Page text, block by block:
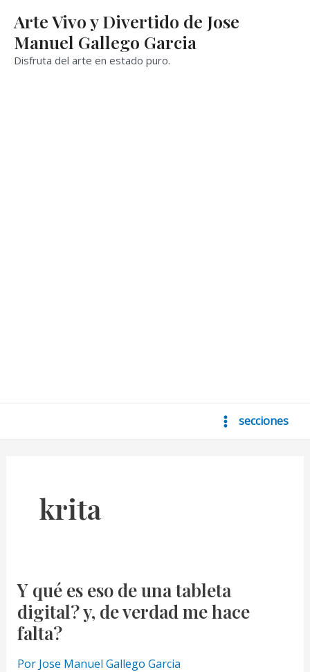
contenido
Arte Vivo y Divertido de Jose
Manuel Gallego Garcia
Disfruta del arte en estado puro.
Main
secciones
krita
Y qué es eso de una tableta
digital? y, de verdad me hace
falta?
Por Jose Manuel Gallego Garcia